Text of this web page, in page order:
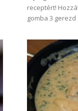
receptért!
gomba 3